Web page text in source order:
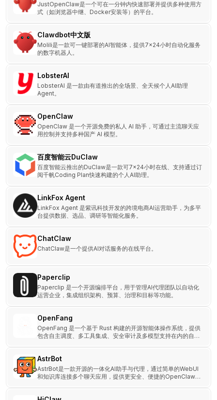
JustOpenClaw是一个可在一分钟内快速部署并提供多种使用方
式（如浏览器中继、Docker安装等）的平台。
Clawdbot中文版
Molili是一款可一键部署的AI智能体，提供7×24小时自动化服务
的数字机器人。
LobsterAI
LobsterAI 是一款由有道推出的全场景、全天候个人AI助理
Agent。
OpenClaw
OpenClaw 是一个开源免费的私人 AI 助手，可通过主流聊天应
用控制并支持多种国产 AI 模型。
百度智能云DuClaw
百度智能云推出的DuClaw是一款可7x24小时在线、支持通过订
阅千帆Coding Plan快速构建的个人AI助理。
LinkFox Agent
LinkFox Agent 是紫讯科技开发的跨境电商AI运营助手，为多平
台提供数据、选品、调研等智能化服务。
ChatClaw
ChatClaw是一个提供AI对话服务的在线平台。
Paperclip
Paperclip 是一个开源编排平台，用于管理AI代理团队以自动化
运营企业，集成组织架构、预算、治理和目标等功能。
OpenFang
OpenFang 是一个基于 Rust 构建的开源智能体操作系统，提供
包含自主调度、多工具集成、安全审计及多模型支持在内的自动
AstrBot
AstrBot是一款开源的一体化AI助手与代理，通过简单的WebUI
和知识库连接多个聊天应用，提供更安全、便捷的OpenClaw体